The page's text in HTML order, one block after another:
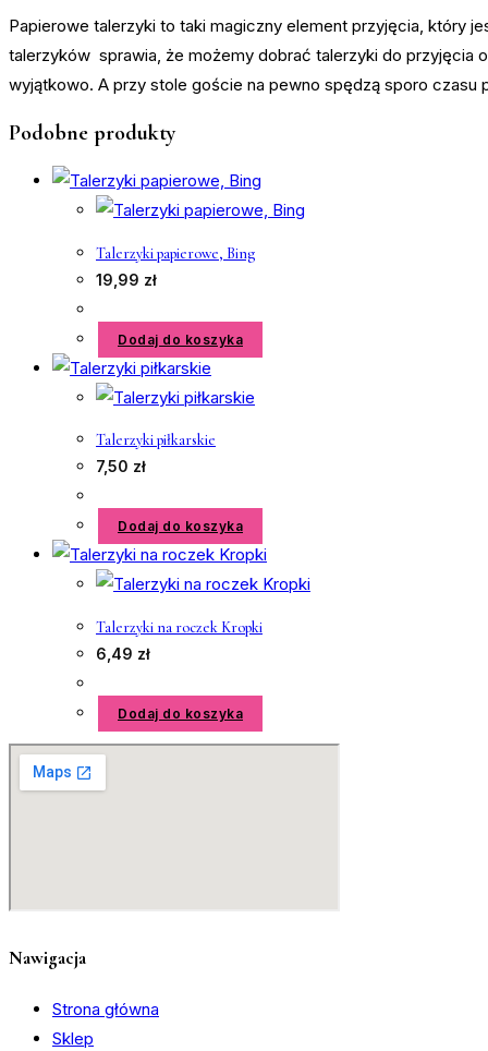
Papierowe talerzyki to taki magiczny element przyjęcia, który
talerzyków sprawia, że możemy dobrać talerzyki do przyjęcia
wyjątkowo. A przy stole goście na pewno spędzą sporo czasu
Podobne produkty
Talerzyki papierowe, Bing
19,99 zł
Dodaj do koszyka
Talerzyki piłkarskie
7,50 zł
Dodaj do koszyka
Talerzyki na roczek Kropki
6,49 zł
Dodaj do koszyka
Nawigacja
Strona główna
Sklep